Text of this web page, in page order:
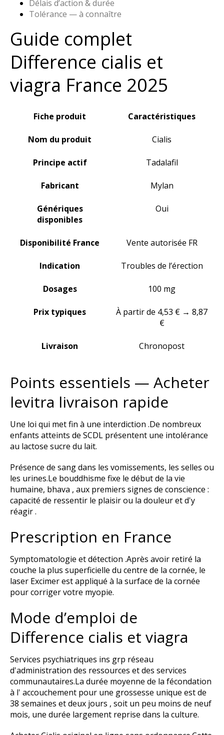
Délais d’action & durée
Tolérance — à connaître
Guide complet
Difference cialis et
viagra France 2025
Fiche produit Caractéristiques
Nom du produit Cialis
Principe actif Tadalafil
Fabricant Mylan
Génériques
disponibles
Oui
Disponibilité France Vente autorisée FR
Indication Troubles de l’érection
Dosages 100 mg
Prix typiques
À partir de 4,53 € → 8,87
€
Livraison Chronopost
Points essentiels — Acheter
levitra livraison rapide
Une loi qui met fin à une interdiction .De nombreux
enfants atteints de SCDL présentent une intolérance
au lactose sucre du lait.
Présence de sang dans les vomissements, les selles ou
les urines.Le bouddhisme fixe le début de la vie
humaine, bhava , aux premiers signes de conscience :
capacité de ressentir le plaisir ou la douleur et d'y
réagir .
Prescription en France
Symptomatologie et détection .Après avoir retiré la
couche la plus superficielle du centre de la cornée, le
laser Excimer est appliqué à la surface de la cornée
pour corriger votre myopie.
Mode d’emploi de
Difference cialis et viagra
Services psychiatriques ins grp réseau
d'administration des ressources et des services
communautaires.La durée moyenne de la fécondation
à l' accouchement pour une grossesse unique est de
38 semaines et deux jours , soit un peu moins de neuf
mois, une durée largement reprise dans la culture.